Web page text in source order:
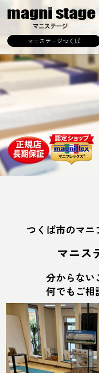
マニステージつくば
つくば市のマ
マニス
分からない
何でもご相